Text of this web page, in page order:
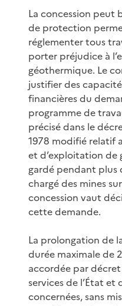
La concession peut
de protection
réglementer tous
porter préjudice à
géothermique. Le
justifier des
financières du
programme de
précisé dans le
1978 modifié relatif
et d’exploitation de
gardé pendant plus
chargé des mines
concession vaut
cette demande.
La prolongation de
durée maximale de
accordée par
services de l’État et
concernées, sans